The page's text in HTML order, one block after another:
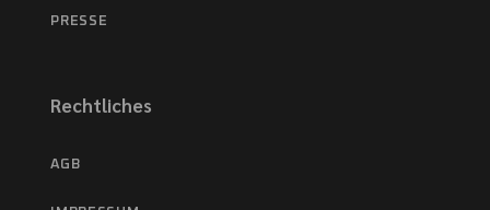
PRESSE
Rechtliches
AGB